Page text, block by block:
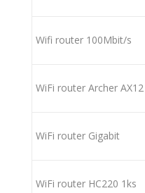
Wifi router 100Mbit/s
WiFi router Archer AX12
WiFi router Gigabit
WiFi router HC220 1ks